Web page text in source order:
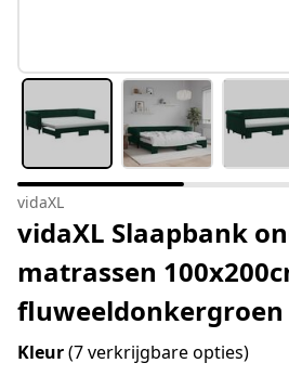
vidaXL
vidaXL Slaapbank
matrassen
fluweeldonkergroen
Kleur(7 verkrijgbare opties)